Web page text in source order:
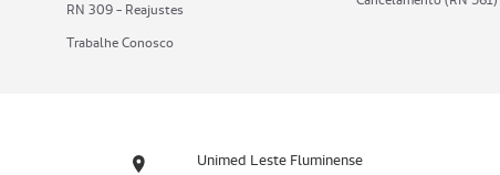
RN 309 - Reajustes
Trabalhe Conosco
Unimed Leste Fluminense